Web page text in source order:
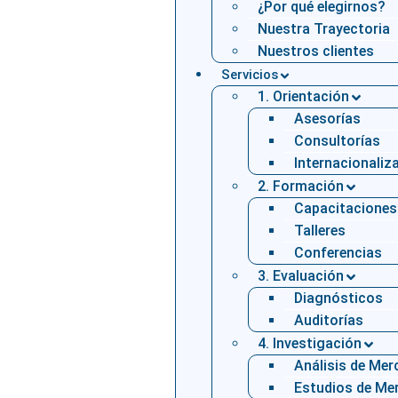
¿Por qué elegirnos?
Nuestra Trayectoria
Nuestros clientes
Servicios
1. Orientación
Asesorías
Consultorías
2. Formación
Capacitaciones
Talleres
Conferencias
3. Evaluación
Diagnósticos
Auditorías
4. Investigación
Análisis de
Estudios de